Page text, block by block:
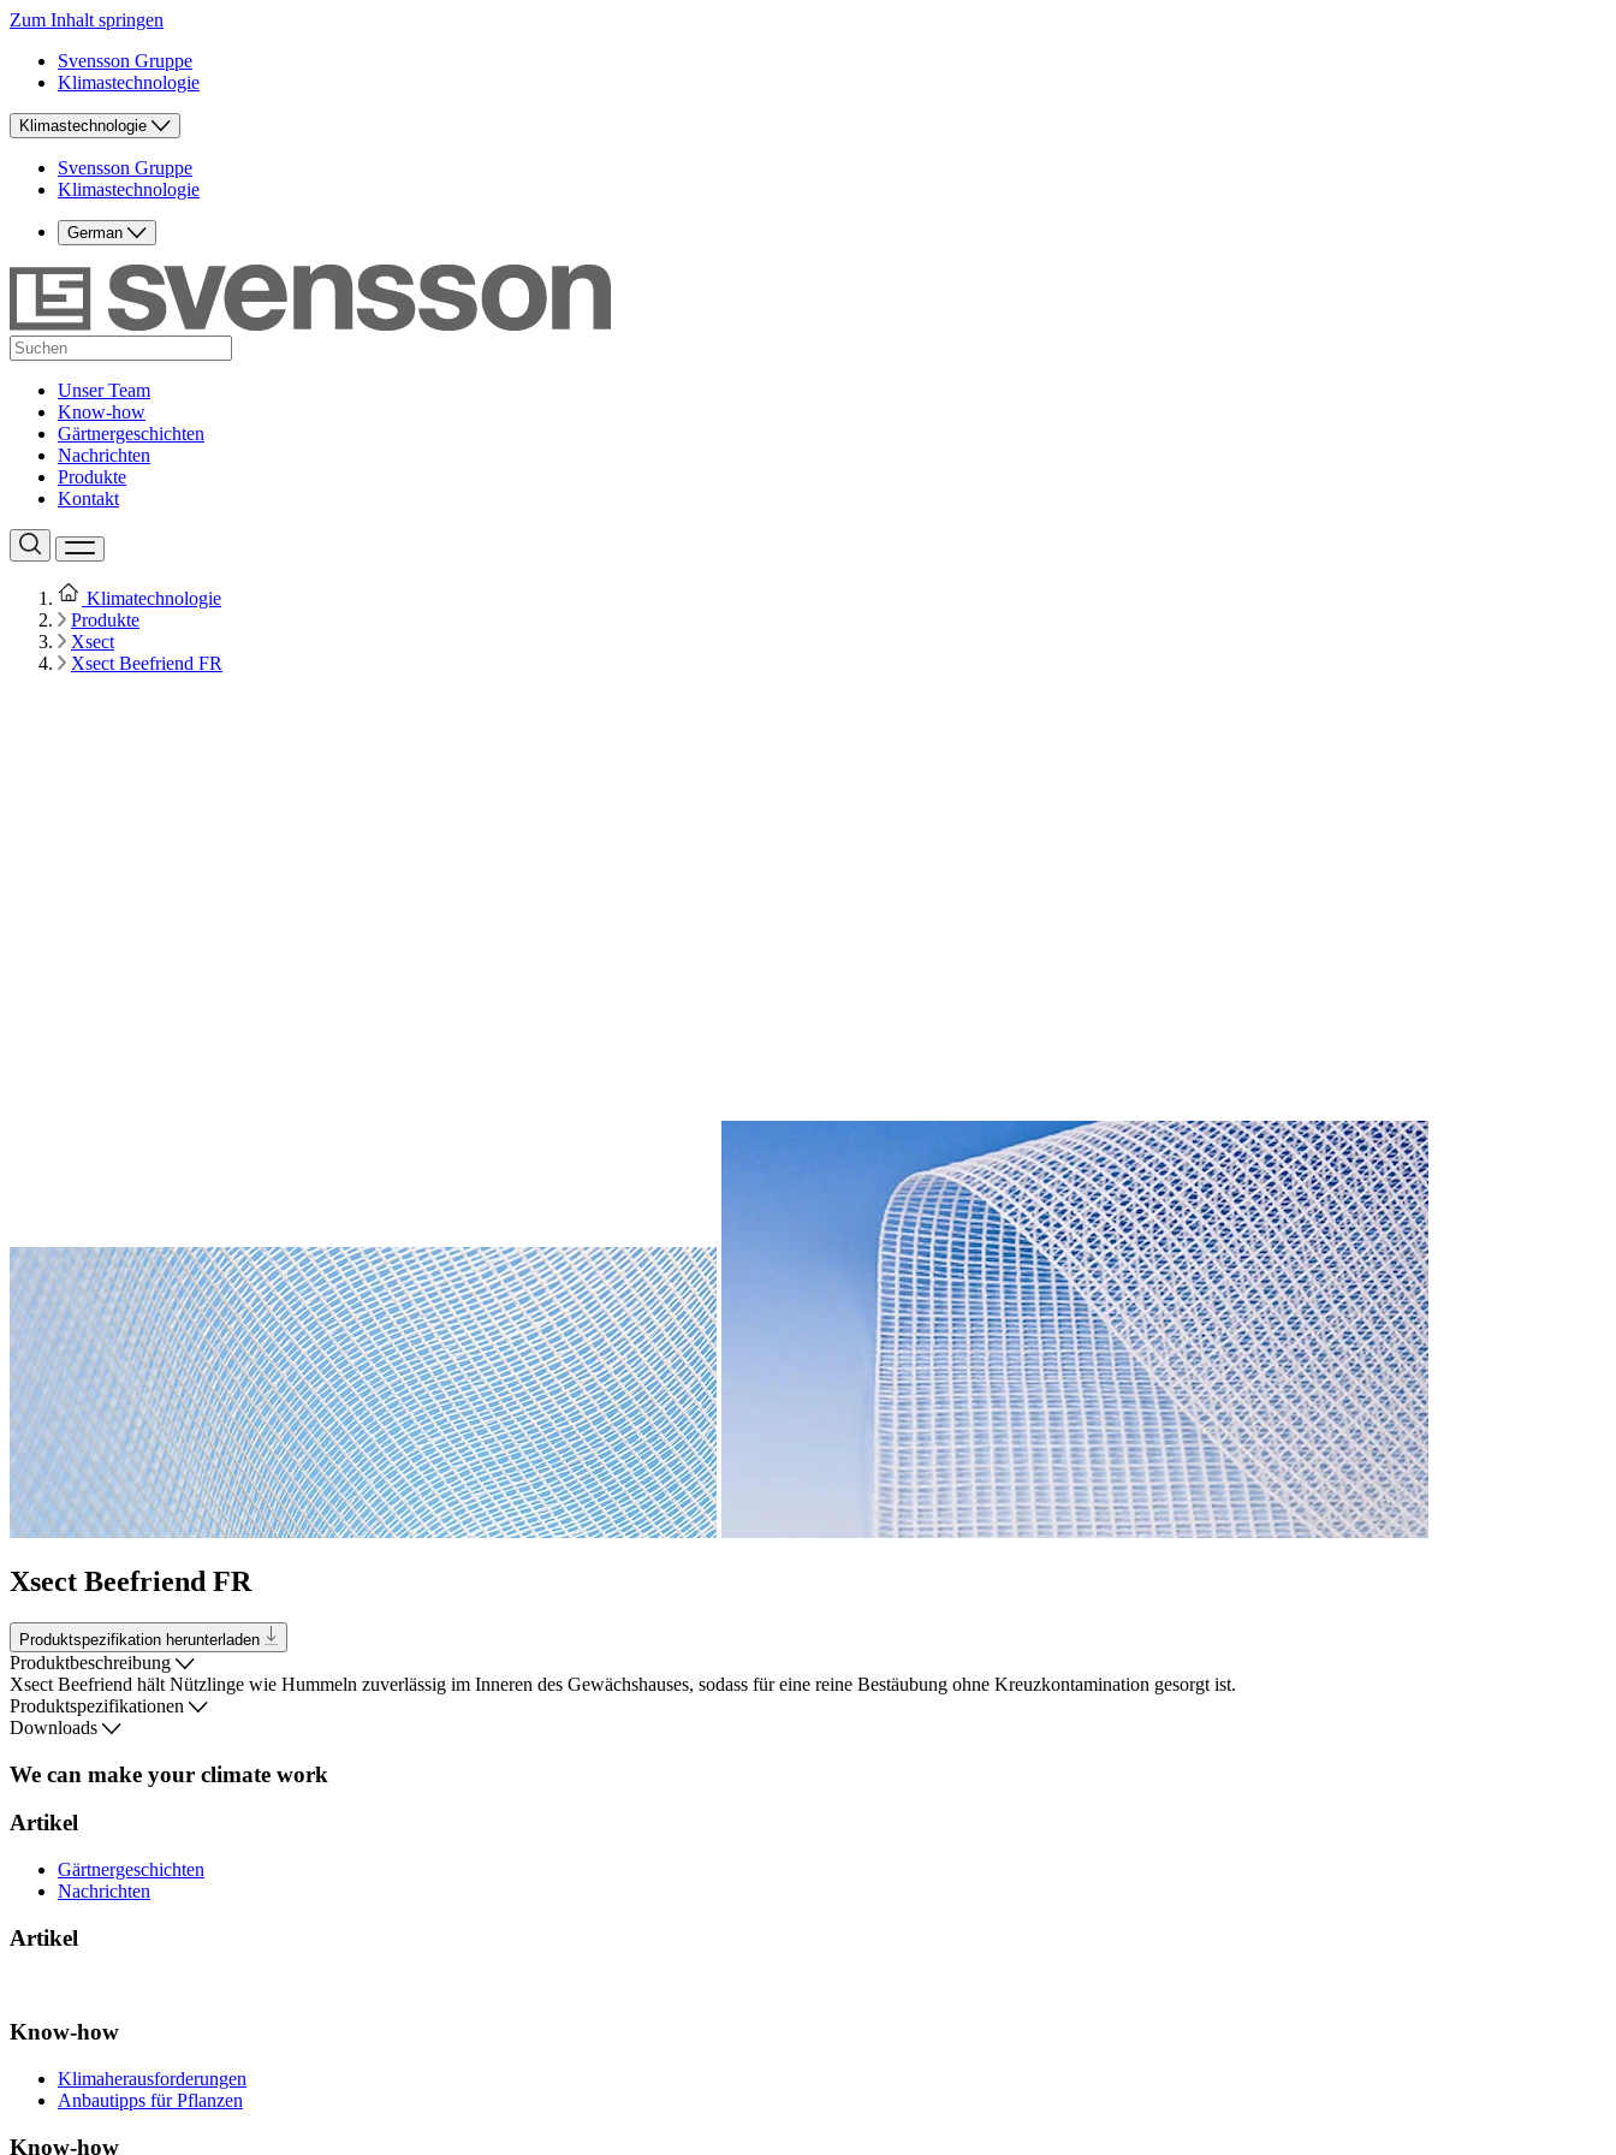
Zum Inhalt springen
Svensson Gruppe
Klimastechnologie
Klimastechnologie
Svensson Gruppe
Klimastechnologie
German
Unser Team
Know-how
Gärtnergeschichten
Nachrichten
Produkte
Kontakt
Klimatechnologie
Produkte
Xsect
Xsect Beefriend FR
Xsect Beefriend FR
Produktspezifikation herunterladen
Produktbeschreibung
Xsect Beefriend hält Nützlinge wie Hummeln zuverlässig im Inneren des Gewächshauses, sodass für eine reine Bestäubung ohne Kreuzkontamination gesorgt ist.
Produktspezifikationen
Downloads
We can make your climate work
Artikel
Gärtnergeschichten
Nachrichten
Artikel
Know-how
Klimaherausforderungen
Anbautipps für Pflanzen
Know-how